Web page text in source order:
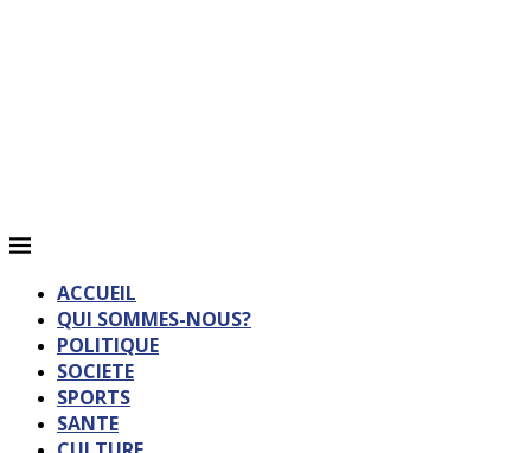
ACCUEIL
QUI SOMMES-NOUS?
POLITIQUE
SOCIETE
SPORTS
SANTE